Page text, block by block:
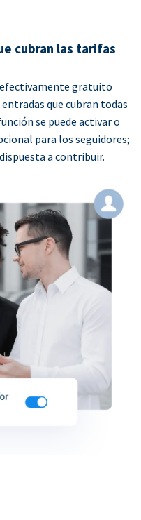
cubran las tarifas
efectivamente gratuito
que cubran todas
se puede activar o
para los seguidores;
a contribuir.